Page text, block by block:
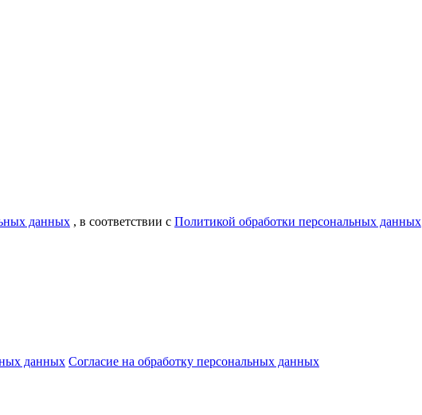
данных , в соответствии с Политикой обработки персональных данных
данных Согласие на обработку персональных данных